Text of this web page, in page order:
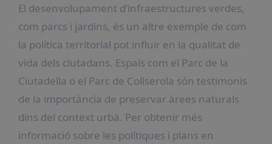
El desenvolupament d’infraestructures verdes,
com parcs i jardins, és un altre exemple de com
la política territorial pot influir en la qualitat de
vida dels ciutadans. Espais com el Parc de la
Ciutadella o el Parc de Collserola són testimonis
de la importància de preservar àrees naturals
dins del context urbà. Per obtenir més
informació sobre les polítiques i plans en